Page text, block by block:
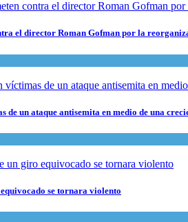
el director Roman Gofman por la
un ataque antisemita en medio de una
equivocado se tornara violento